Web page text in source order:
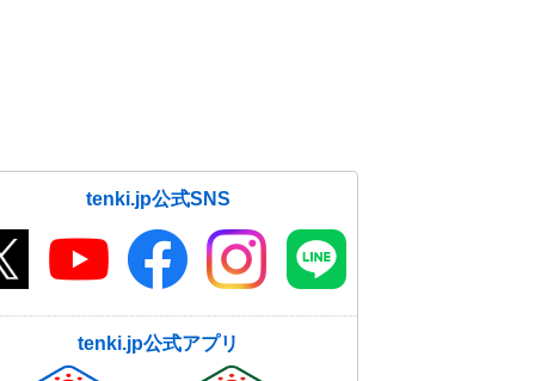
tenki.jp公式SNS
tenki.jp公式アプリ